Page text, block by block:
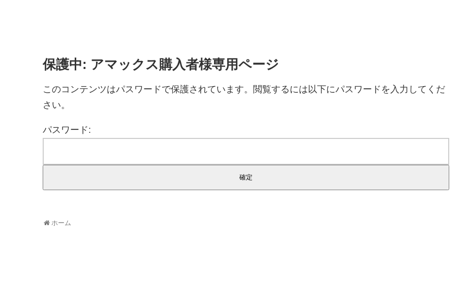
保護中: アマックス購入者様専用ページ
このコンテンツはパスワードで保護されています。閲覧するには以下にパスワードを入力してくだ
さい。
パスワード:
ホーム